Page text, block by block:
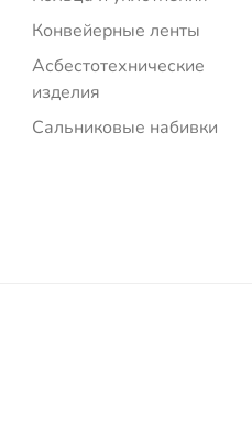
Конвейерные ленты
Асбестотехнические
изделия
Сальниковые набивки